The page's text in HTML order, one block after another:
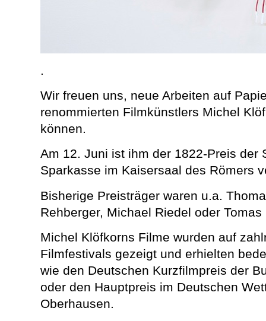
.
Wir freuen uns, neue Arbeiten auf
renommierten Filmkünstlers Michel
können.
Am 12. Juni ist ihm der 1822-Preis der
Sparkasse im Kaisersaal des Römers
Bisherige Preisträger waren u.a.
Rehberger, Michael Riedel oder Tomas
Michel Klöfkorns Filme wurden auf
Filmfestivals gezeigt und erhielten
wie den Deutschen Kurzfilmpreis der
oder den Hauptpreis im Deutschen
Oberhausen.